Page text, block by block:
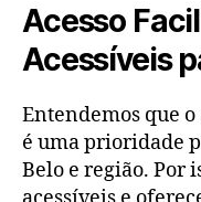
Acesso
Acessíveis
Entendemos que o
é uma prioridade
Belo e região. Por